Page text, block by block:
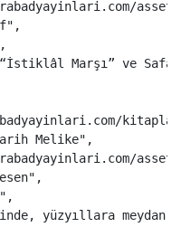
" ,
,
Marşı” ve
Melike" ,
" ,
" ,
yüzyıllara